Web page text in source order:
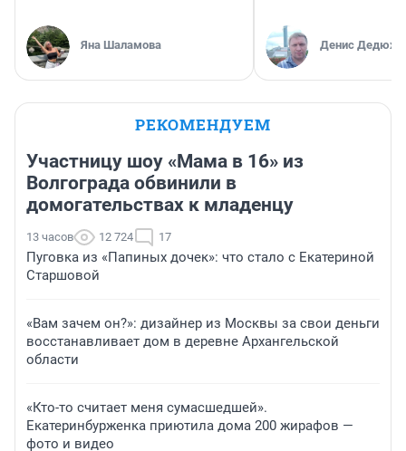
Яна Шаламова Денис
РЕКОМЕНДУЕМ
Участницу шоу «Мама в 16» из
Волгограда обвинили в
домогательствах к младенцу
13 часов 12 724 17
Пуговка из «Папиных дочек»: что стало с Екатериной
Старшовой
«Вам зачем он?»: дизайнер из Москвы за свои деньги
восстанавливает дом в деревне Архангельской
области
«Кто-то считает меня сумасшедшей».
Екатеринбурженка приютила дома 200 жирафов —
фото и видео